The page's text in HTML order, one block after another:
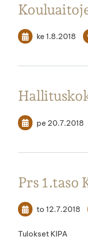
ke 1.8.2018
pe 20.7.2018
Prs 1.taso
to 12.7.2018
Tulokset KIPA